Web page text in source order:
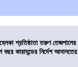
প্রতিষ্ঠাতা তরুণ তেজপালের
বছর কারাদন্ডের নির্দেশ আদালতের